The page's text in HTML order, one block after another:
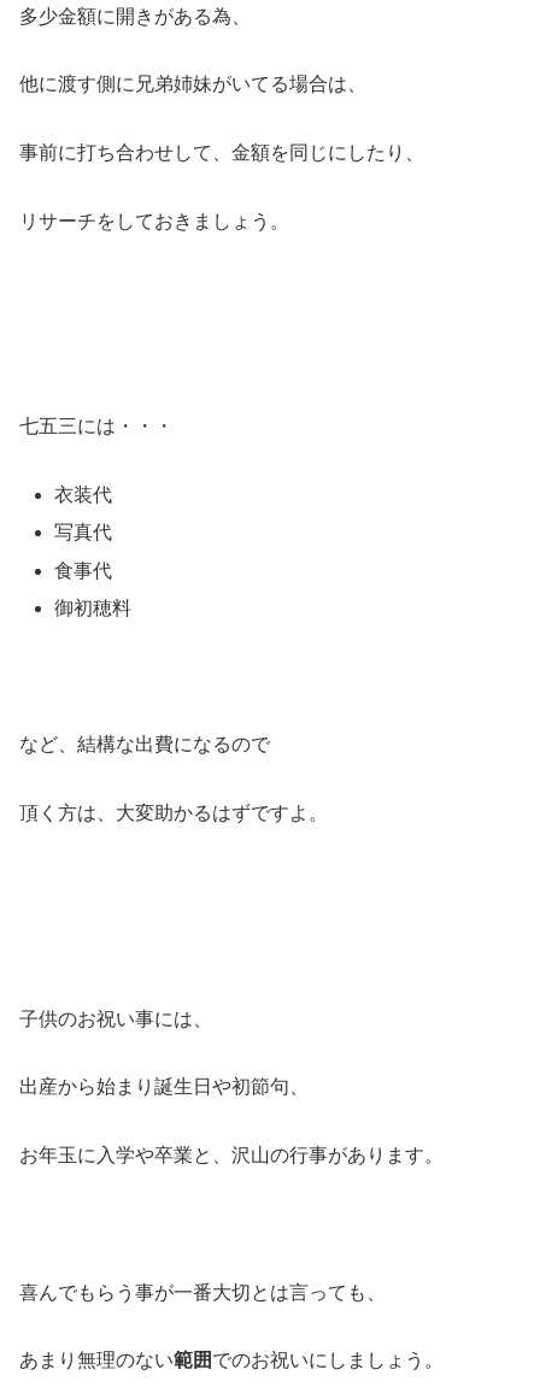
多少金額に開きがある為、
他に渡す側に兄弟姉妹がいてる場合は、
事前に打ち合わせして、金額を同じにしたり、
リサーチをしておきましょう。
七五三には・・・
衣装代
写真代
食事代
御初穂料
など、結構な出費になるので
頂く方は、大変助かるはずですよ。
子供のお祝い事には、
出産から始まり誕生日や初節句、
お年玉に入学や卒業と、沢山の行事があります。
喜んでもらう事が一番大切とは言っても、
あまり無理のない範囲でのお祝いにしましょう。